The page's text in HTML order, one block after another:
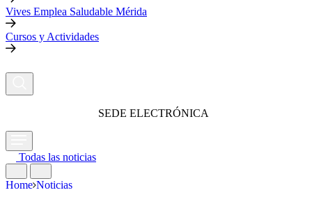
Vives Emplea Saludable Mérida
Cursos y Actividades
SEDE ELECTRÓNICA
Todas las noticias
Home Noticias